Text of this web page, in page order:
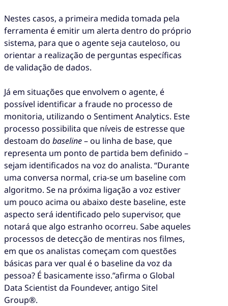
Nestes casos, a primeira medida tomada pela
ferramenta é emitir um alerta dentro do próprio
sistema, para que o agente seja cauteloso, ou
orientar a realização de perguntas específicas
de validação de dados.
Já em situações que envolvem o agente, é
possível identificar a fraude no processo de
monitoria, utilizando o Sentiment Analytics. Este
processo possibilita que níveis de estresse que
destoam do baseline– ou linha de base, que
representa um ponto de partida bem definido –
sejam identificados na voz do analista. “Durante
uma conversa normal, cria-se um baseline com
algoritmo. Se na próxima ligação a voz estiver
um pouco acima ou abaixo deste baseline, este
aspecto será identificado pelo supervisor, que
notará que algo estranho ocorreu. Sabe aqueles
processos de detecção de mentiras nos filmes,
em que os analistas começam com questões
básicas para ver qual é o baseline da voz da
pessoa? É basicamente isso.”afirma o Global
Data Scientist da Foundever, antigo Sitel
Group®.